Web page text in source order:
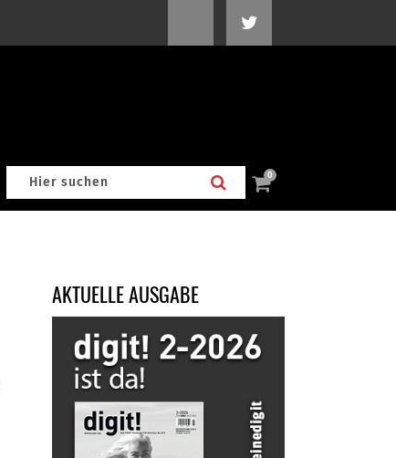
0
AKTUELLE AUSGABE